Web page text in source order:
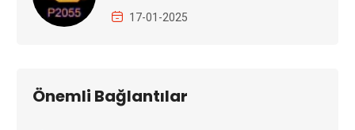
17-01-2025
Önemli Bağlantılar